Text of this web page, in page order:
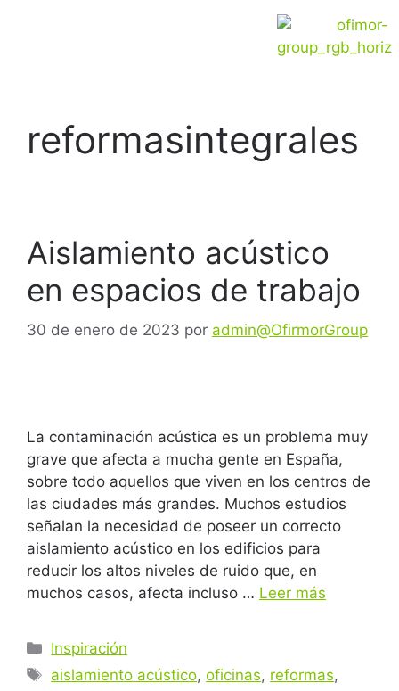
reformasintegrales
Aislamiento acústico
en espacios de trabajo
30 de enero de 2023 por admin@OfirmorGroup
La contaminación acústica es un problema muy
grave que afecta a mucha gente en España,
sobre todo aquellos que viven en los centros de
las ciudades más grandes. Muchos estudios
señalan la necesidad de poseer un correcto
aislamiento acústico en los edificios para
reducir los altos niveles de ruido que, en
muchos casos, afecta incluso … Leer más
Inspiración
aislamiento acústico,oficinas, reformas,